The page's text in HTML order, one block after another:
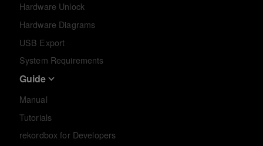
Hardware Unlock
Hardware Diagrams
USB Export
System Requirements
Guide
Manual
Tutorials
rekordbox for Developers